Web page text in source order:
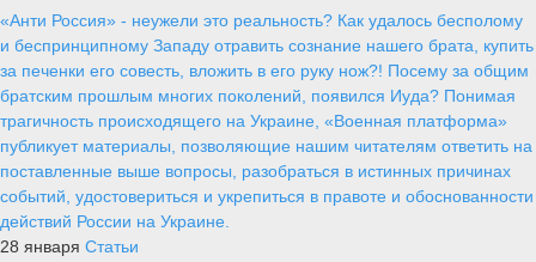
«Анти Россия» - неужели это реальность? Как удалось бесполому
и беспринципному Западу отравить сознание нашего брата, купить
за печенки его совесть, вложить в его руку нож?! Посему за общим
братским прошлым многих поколений, появился Иуда? Понимая
трагичность происходящего на Украине, «Военная платформа»
публикует материалы, позволяющие нашим читателям ответить на
поставленные выше вопросы, разобраться в истинных причинах
событий, удостовериться и укрепиться в правоте и обоснованности
действий России на Украине.
28 января Статьи